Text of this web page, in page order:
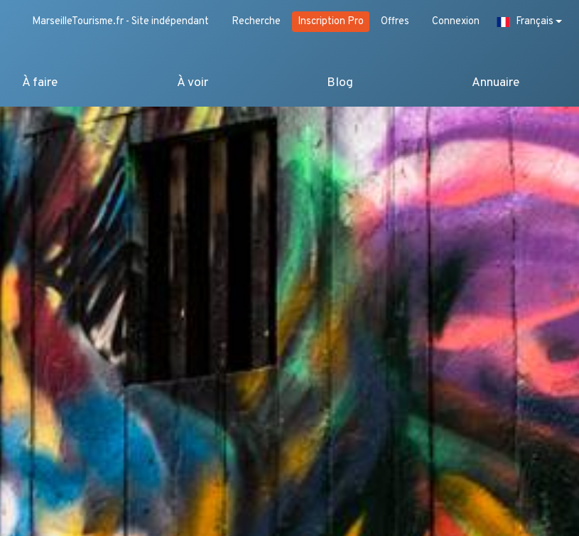
MarseilleTourisme.fr - Site indépendant Recherche Inscription Pro Offres Connexion Français
À faire À voir Blog Annuaire